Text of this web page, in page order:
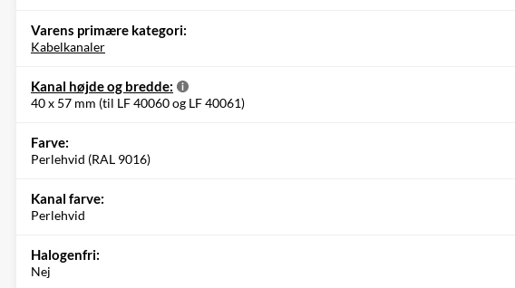
Varens primære kategori:
Kabelkanaler
Kanal højde og bredde:
40 x 57 mm (til LF 40060 og LF 40061)
Farve:
Perlehvid (RAL 9016)
Kanal farve:
Perlehvid
Halogenfri:
Nej